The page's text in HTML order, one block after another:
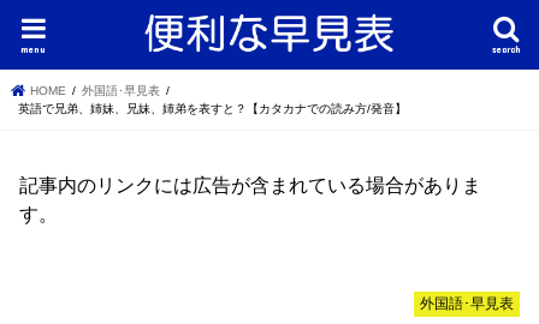
search
menu
HOME
外国語･早見表
英語で兄弟、姉妹、兄妹、姉弟を表すと？【カタカナでの読み方/発音】
記事内のリンクには広告が含まれている場合がありま
す。
外国語･早見表